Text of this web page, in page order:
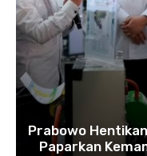
Prabowo
Paparkan